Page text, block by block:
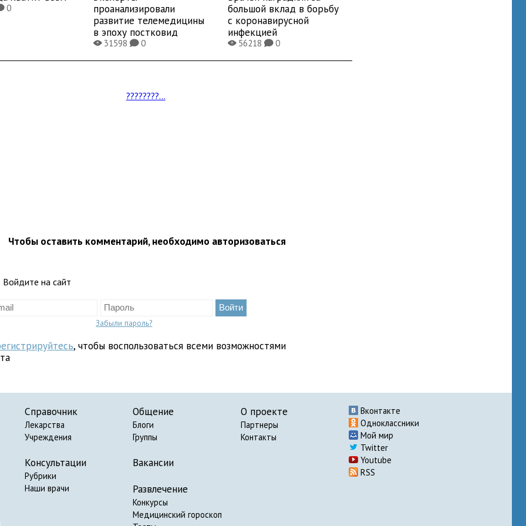
0
проанализировали
развитие телемедицины
в эпоху постковид
X31598K0
большой вклад в борьбу
с коронавирусной
инфекцией
X56218K0
????????...
Чтобы оставить комментарий, необходимо авторизоваться
Войдите на сайт
Забыли пароль?
, чтобы воспользоваться всеми возможностями
Справочник
Лекарства
Учреждения
Консультации
Рубрики
Наши врачи
Общение
Блоги
Группы
Вакансии
Развлечение
Конкурсы
Медицинский гороскоп
О проекте
Партнеры
Контакты
Вконтакте
Одноклассники
Мой мир
Twitter
Youtube
RSS